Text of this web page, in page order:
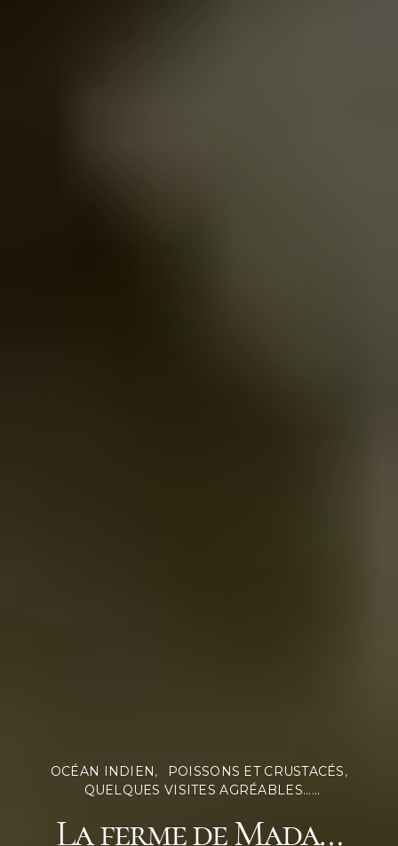
OCÉAN INDIEN
POISSONS ET CRUSTACÉS
QUELQUES VISITES AGRÉABLES......
La ferme de Mada…